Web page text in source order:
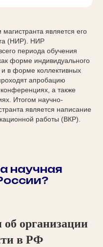
является его
(НИР). НИР
периода обучения
форме индивидуального
и в форме коллективных
апробацию
а также
Итогом научно-
является написание
работы (ВКР).
научная
организации
в РФ